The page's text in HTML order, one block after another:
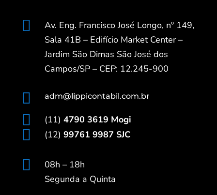

Av. Eng. Francisco José Longo, nº 149,
Sala 41B – Edifício Market Center –
Jardim São Dimas São José dos
Campos/SP – CEP: 12.245-900
 adm@lippicontabil.com.br
 (11) 4790 3619 Mogi
 (12) 99761 9987 SJC

08h – 18h
Segunda a Quinta